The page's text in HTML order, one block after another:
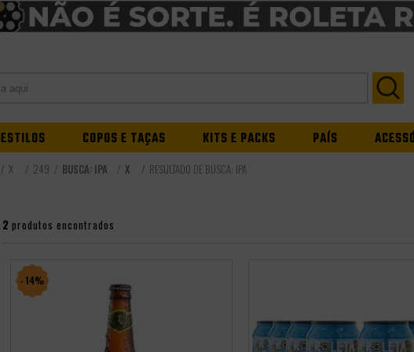
ESTILOS COPOS E TAÇAS KITS E PACKS PAÍS
X 249 BUSCA: IPA X RESULTADO DE BUSCA: IPA
2 produtos encontrados
- 14%